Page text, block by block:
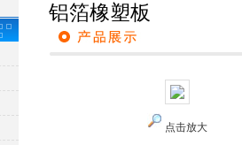
铝箔橡塑板
点击放大